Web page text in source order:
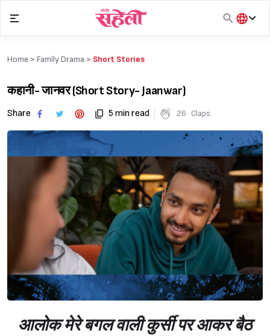
content
हिंदी
Home > Family Drama > Short Stories
कहानी- जानवर (Short Story- Jaanwar)
Share 5 min read 26 Claps
आलोक मेरे बगल वाली कुर्सी पर आकर बैठ